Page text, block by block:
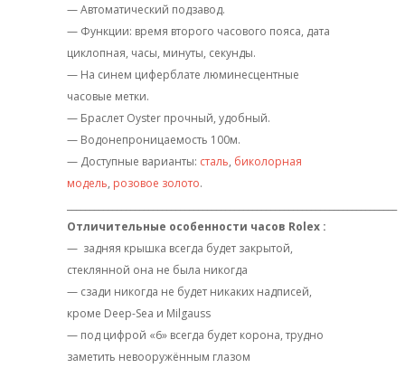
— Автоматический подзавод.
— Функции: время второго часового пояса, дата
циклопная, часы, минуты, секунды.
— На синем циферблате люминесцентные
часовые метки.
— Браслет Oyster прочный, удобный.
— Водонепроницаемость 100м.
— Доступные варианты: сталь, биколорная
модель, розовое золото.
Отличительные особенности часов Rolex :
— задняя крышка всегда будет закрытой,
стеклянной она не была никогда
— сзади никогда не будет никаких надписей,
кроме Deep-Sea и Milgauss
— под цифрой «6» всегда будет корона, трудно
заметить невооружённым глазом